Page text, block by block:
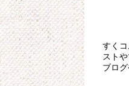
すく
スト
ブロ